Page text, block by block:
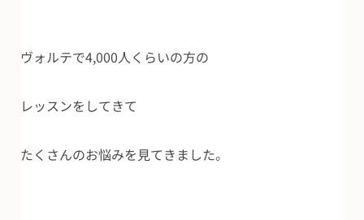
ヴォルテで4,000人くらいの方の
レッスンをしてきて
たくさんのお悩みを見てきました。